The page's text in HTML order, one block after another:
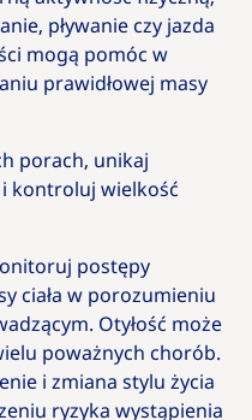
pływanie czy jazda
mogą pomóc w
prawidłowej masy
porach, unikaj
kontroluj wielkość
postępy
ciała w porozumieniu
Otyłość może
poważnych chorób.
i zmiana stylu życia
ryzyka wystąpienia